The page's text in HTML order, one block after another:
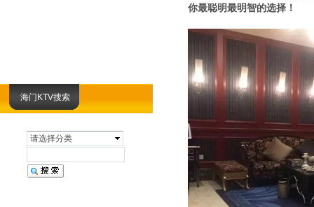
海门KTV搜索
请选择分类
你最聪明最明智的选择！